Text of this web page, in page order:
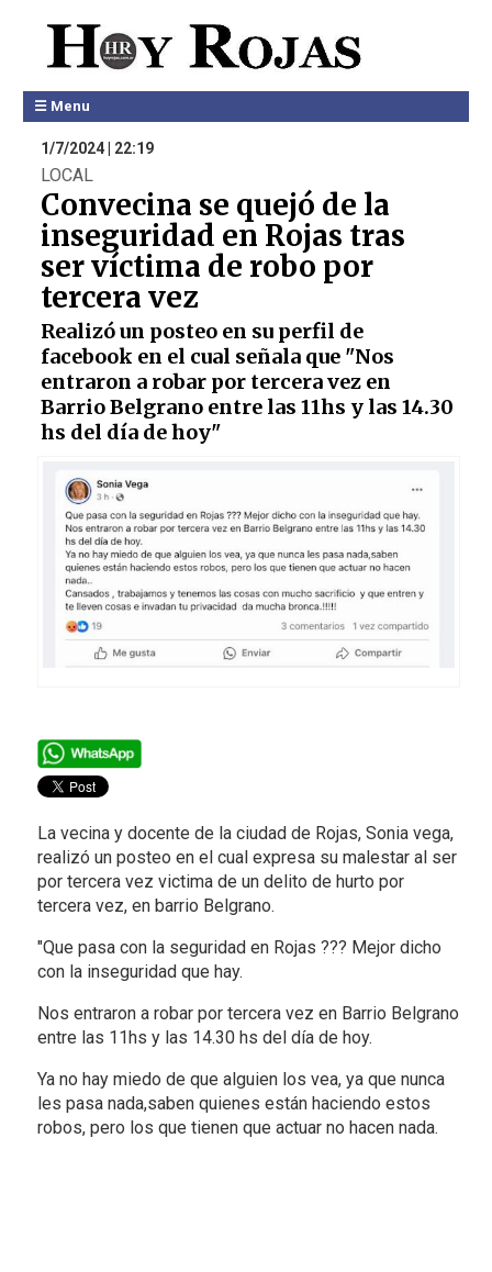
☰ Menu
1/7/2024 | 22:19
LOCAL
Convecina se quejó de la
inseguridad en Rojas tras
ser víctima de robo por
tercera vez
Realizó un posteo en su perfil de
facebook en el cual señala que "Nos
entraron a robar por tercera vez en
Barrio Belgrano entre las 11hs y las 14.30
hs del día de hoy"
La vecina y docente de la ciudad de Rojas, Sonia vega,
realizó un posteo en el cual expresa su malestar al ser
por tercera vez victima de un delito de hurto por
tercera vez, en barrio Belgrano.
"Que pasa con la seguridad en Rojas ??? Mejor dicho
con la inseguridad que hay.
Nos entraron a robar por tercera vez en Barrio Belgrano
entre las 11hs y las 14.30 hs del día de hoy.
Ya no hay miedo de que alguien los vea, ya que nunca
les pasa nada,saben quienes están haciendo estos
robos, pero los que tienen que actuar no hacen nada.